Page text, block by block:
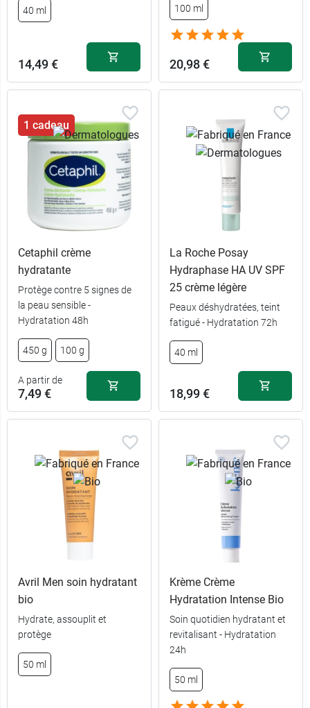
40 ml
14,49 €
100 ml
20,98 €
1 cadeau
Cetaphil crème
hydratante
Protège contre 5 signes de
la peau sensible -
Hydratation 48h
450 g 100 g
A partir de
7,49 €
La Roche Posay
Hydraphase HA UV SPF
25 crème légère
Peaux déshydratées, teint
fatigué - Hydratation 72h
40 ml
18,99 €
Avril Men soin hydratant
bio
Hydrate, assouplit et
protège
50 ml
Krème Crème
Hydratation Intense Bio
Soin quotidien hydratant et
revitalisant - Hydratation
24h
50 ml